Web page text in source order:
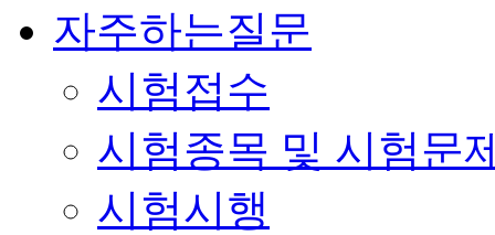
자주하는질문
시험접수
시험종목 및 시험문
시험시행